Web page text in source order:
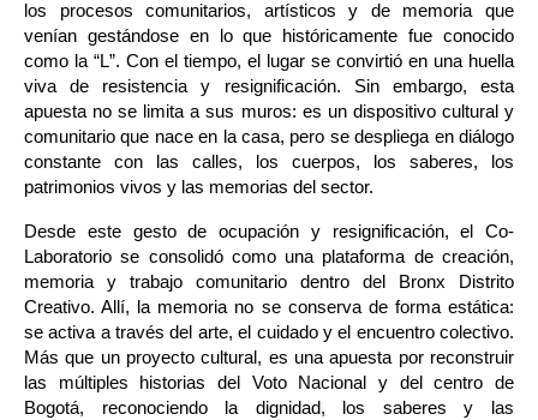
los procesos comunitarios, artísticos y de memoria que
venían gestándose en lo que históricamente fue conocido
como la “L”. Con el tiempo, el lugar se convirtió en una huella
viva de resistencia y resignificación. Sin embargo, esta
apuesta no se limita a sus muros: es un dispositivo cultural y
comunitario que nace en la casa, pero se despliega en diálogo
constante con las calles, los cuerpos, los saberes, los
patrimonios vivos y las memorias del sector.
Desde este gesto de ocupación y resignificación, el Co-
Laboratorio se consolidó como una plataforma de creación,
memoria y trabajo comunitario dentro del Bronx Distrito
Creativo. Allí, la memoria no se conserva de forma estática:
se activa a través del arte, el cuidado y el encuentro colectivo.
Más que un proyecto cultural, es una apuesta por reconstruir
las múltiples historias del Voto Nacional y del centro de
Bogotá, reconociendo la dignidad, los saberes y las